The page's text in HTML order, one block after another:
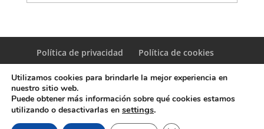
de
Política de privacidad Política de cookies
© Copyright Servicio de Informática y Telecomunicaciones.
Utilizamos cookies para brindarle la mejor experiencia en
nuestro sitio web.
Puede obtener más información sobre qué cookies estamos
utilizando o desactivarlas en settings.